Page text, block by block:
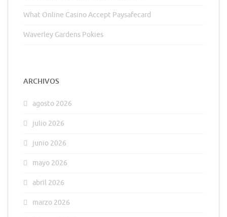
What Online Casino Accept Paysafecard
Waverley Gardens Pokies
ARCHIVOS
agosto 2026
julio 2026
junio 2026
mayo 2026
abril 2026
marzo 2026